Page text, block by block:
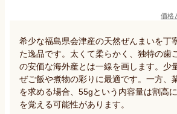
価格
希少な福島県会津産の天然ぜんまいを丁
た逸品です。太くて柔らかく、独特の歯
の安価な海外産とは一線を画します。少
ぜご飯や煮物の彩りに最適です。一方、
を求める場合、55gという内容量は割高
を覚える可能性があります。